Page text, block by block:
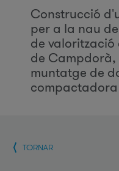
Construcció
per a la nau
de valorització
de Campdorà,
muntatge de
compactadora
TORNAR